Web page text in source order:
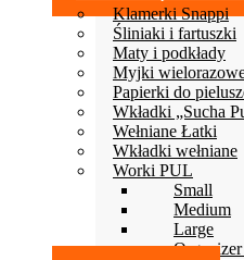
Klamerki Snappi
Śliniaki i fartuszki
Maty i podkłady
Myjki
Papierki do
Wkładki „Sucha
Wełniane Łatki
Wkładki wełniane
Worki PUL
Small
Medium
Large